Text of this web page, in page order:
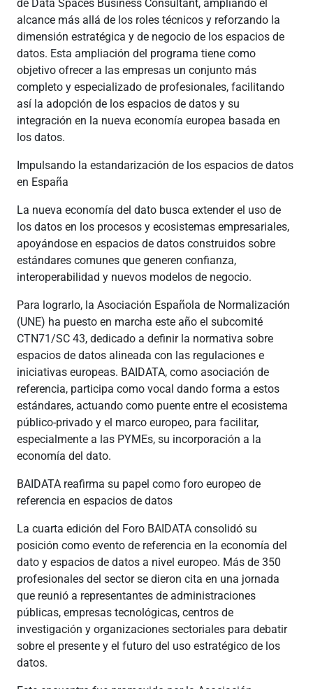
de Data Spaces Business Consultant, ampliando el
alcance más allá de los roles técnicos y reforzando la
dimensión estratégica y de negocio de los espacios de
datos. Esta ampliación del programa tiene como
objetivo ofrecer a las empresas un conjunto más
completo y especializado de profesionales, facilitando
así la adopción de los espacios de datos y su
integración en la nueva economía europea basada en
los datos.
Impulsando la estandarización de los espacios de datos
en España
La nueva economía del dato busca extender el uso de
los datos en los procesos y ecosistemas empresariales,
apoyándose en espacios de datos construidos sobre
estándares comunes que generen confianza,
interoperabilidad y nuevos modelos de negocio.
Para lograrlo, la Asociación Española de Normalización
(UNE) ha puesto en marcha este año el subcomité
CTN71/SC 43, dedicado a definir la normativa sobre
espacios de datos alineada con las regulaciones e
iniciativas europeas. BAIDATA, como asociación de
referencia, participa como vocal dando forma a estos
estándares, actuando como puente entre el ecosistema
público‑privado y el marco europeo, para facilitar,
especialmente a las PYMEs, su incorporación a la
economía del dato.
BAIDATA reafirma su papel como foro europeo de
referencia en espacios de datos
La cuarta edición del Foro BAIDATA consolidó su
posición como evento de referencia en la economía del
dato y espacios de datos a nivel europeo. Más de 350
profesionales del sector se dieron cita en una jornada
que reunió a representantes de administraciones
públicas, empresas tecnológicas, centros de
investigación y organizaciones sectoriales para debatir
sobre el presente y el futuro del uso estratégico de los
datos.